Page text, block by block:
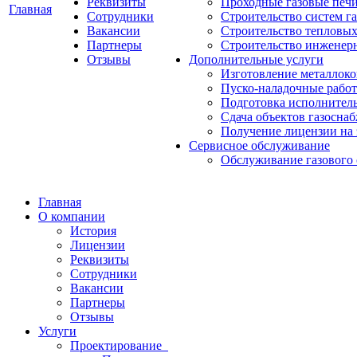
Главная
Сотрудники
Вакансии
Партнеры
Отзывы
Строительство систем
Строительство
Строительство
Дополнительные услуги
Изготовление
Пуско-наладочные
Подготовка
Сдача объектов
Получение лицензии на
Сервисное обслуживание
Обслуживание газового
Главная
О компании
История
Лицензии
Реквизиты
Сотрудники
Вакансии
Партнеры
Отзывы
Услуги
Проектирование